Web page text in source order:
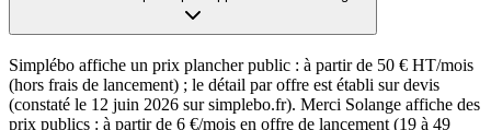
Simplébo affiche un prix plancher public : à partir de 50 € HT/mois
(hors frais de lancement) ; le détail par offre est établi sur devis
(constaté le 12 juin 2026 sur simplebo.fr). Merci Solange affiche des
prix publics : à partir de 6 €/mois en offre de lancement (19 à 49